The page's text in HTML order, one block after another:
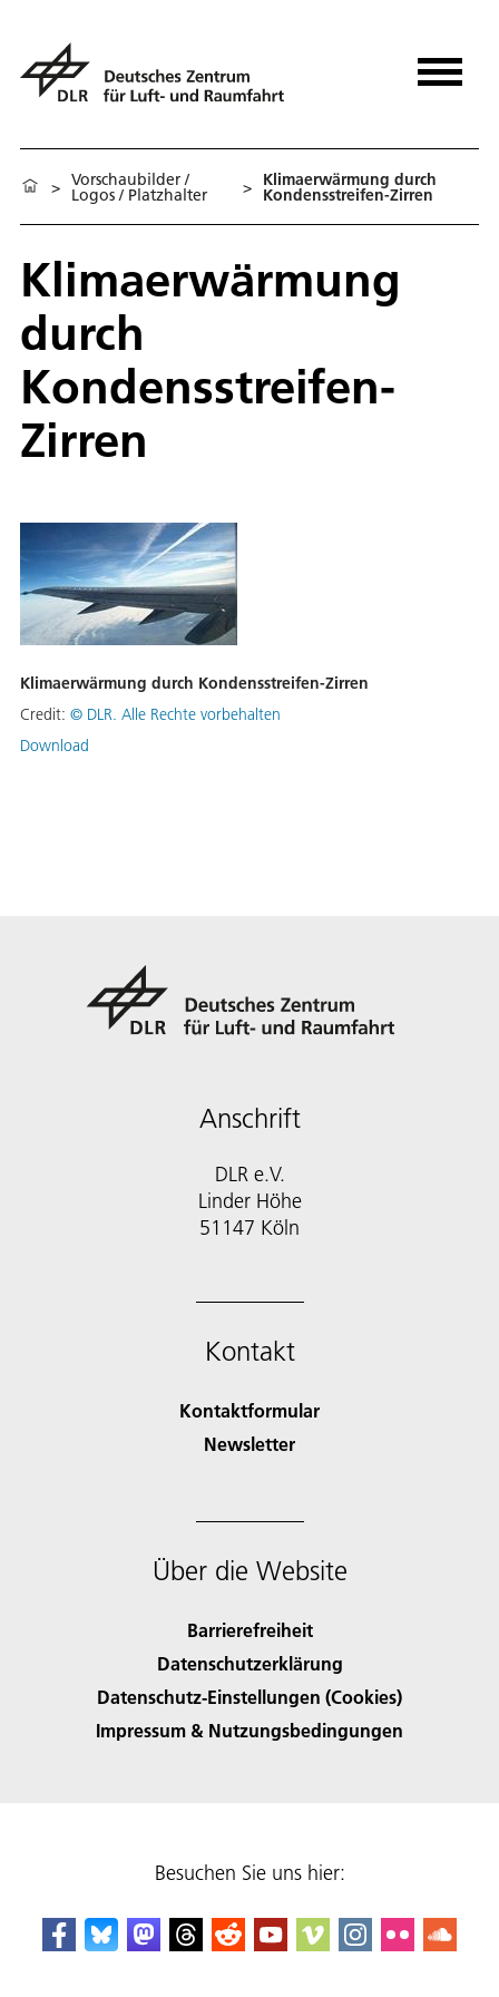
> Vorschaubilder /
Logos / Platzhalter > Klimaerwärmung durch
Kondensstreifen-Zirren
Klimaerwärmung
durch
Kondensstreifen-
Zirren
Klimaerwärmung durch Kondensstreifen-Zirren
Credit: © DLR. Alle Rechte vorbehalten
Download
Anschrift
DLR e.V.
Linder Höhe
51147 Köln
Kontakt
Kontaktformular
Newsletter
Über die Website
Barrierefreiheit
Datenschutzerklärung
Datenschutz-Einstellungen (Cookies)
Impressum & Nutzungsbedingungen
Besuchen Sie uns hier: